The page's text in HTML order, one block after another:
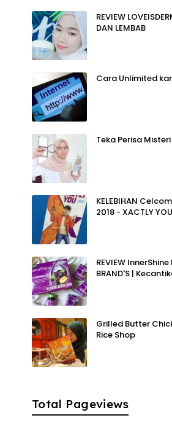
REVIEW
DAN LEMBAB
Cara Unlimited
Teka Perisa
KELEBIHAN
2018 - XACTLY YOU
REVIEW
BRAND'S |
Grilled Butter
Rice Shop
Total Pageviews